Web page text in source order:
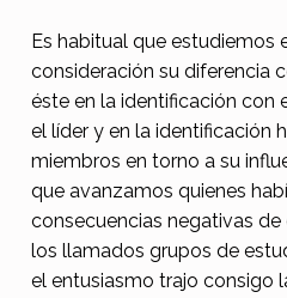
e
l
c
o
m
o
d
Es habitual que estudiemos
consideración su diferencia
éste en la identificación con
el líder y en la identificación
miembros en torno a su
que avanzamos quienes
consecuencias negativas
los llamados grupos de
el entusiasmo trajo consigo